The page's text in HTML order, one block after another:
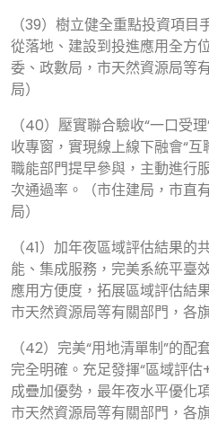
（39）樹立健全重點投資項目
從落地、建設到投進應用全方
委、政數局，市天然資源局等
局）
（40）壓實聯合驗收“一口受
收專窗，實現線上線下融會“互
職能部門提早參與，主動進行
次通過率。（市住建局，市直
局）
（41）加年夜區域評估結果
能、集成服務，完美系統平臺
應用方便度，拓展區域評估結
市天然資源局等有關部門，各
（42）完美“用地清單制”的配
完全明確。充足發揮“區域評
成疊加優勢，最年夜水平優化
市天然資源局等有關部門，各